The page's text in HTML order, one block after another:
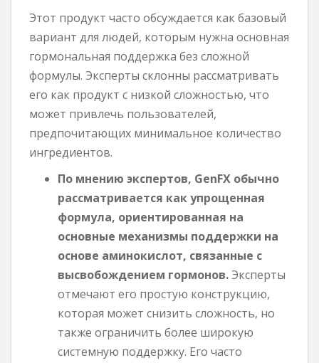
Этот продукт часто обсуждается как базовый
вариант для людей, которым нужна основная
гормональная поддержка без сложной
формулы. Эксперты склонны рассматривать
его как продукт с низкой сложностью, что
может привлечь пользователей,
предпочитающих минимальное количество
ингредиентов.
По мнению экспертов, GenFX обычно
рассматривается как упрощенная
формула, ориентированная на
основные механизмы поддержки на
основе аминокислот, связанные с
высвобождением гормонов. Эксперты
отмечают его простую конструкцию,
которая может снизить сложность, но
также ограничить более широкую
системную поддержку. Его часто